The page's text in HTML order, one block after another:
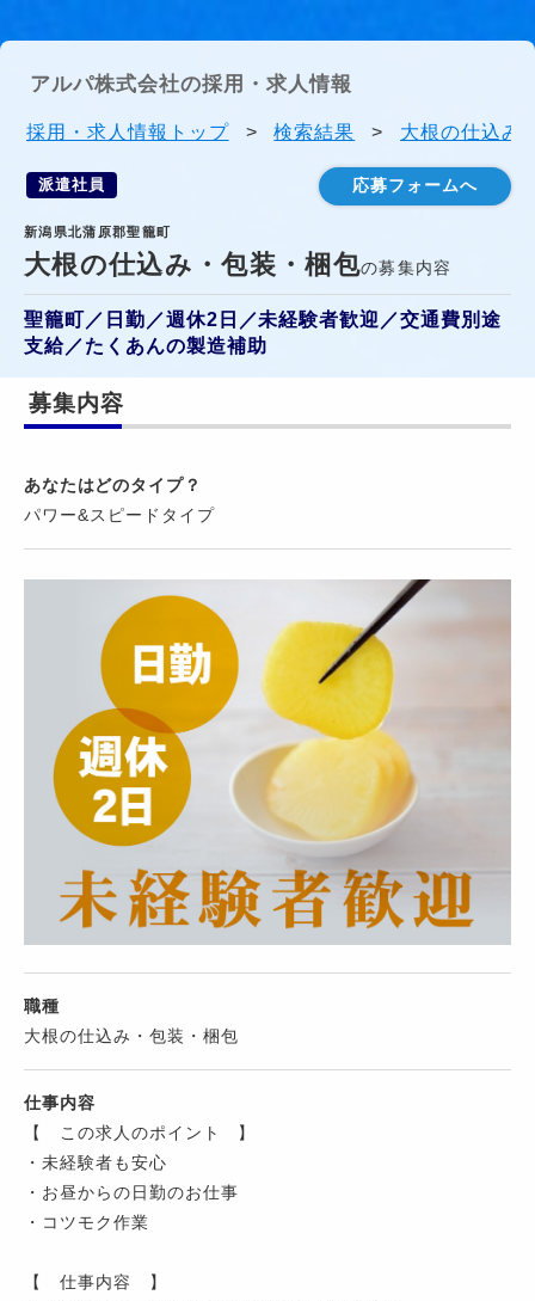
アルパ株式会社の採用・求人情報
採用・求人情報トップ > 検索結果 > 大根の仕込み
派遣社員 応募フォームへ
新潟県北蒲原郡聖籠町
大根の仕込み・包装・梱包の募集内容
聖籠町／日勤／週休2日／未経験者歓迎／交通費別途
支給／たくあんの製造補助
募集内容
あなたはどのタイプ？
パワー&スピードタイプ
職種
大根の仕込み・包装・梱包
仕事内容
【 この求人のポイント 】
・未経験者も安心
・お昼からの日勤のお仕事
・コツモク作業
【 仕事内容 】